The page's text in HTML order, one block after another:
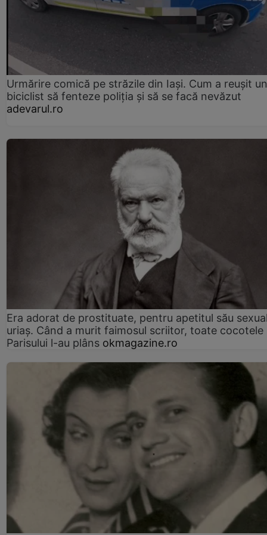
Urmărire comică pe străzile din Iași. Cum a reușit un
biciclist să fenteze poliția și să se facă nevăzut
adevarul.ro
Era adorat de prostituate, pentru apetitul său
uriaș. Când a murit faimosul scriitor, toate cocotele
Parisului l-au plâns okmagazine.ro